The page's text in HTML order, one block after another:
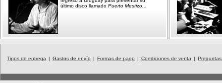
último disco llamado Puerto Mestizo...
Tipos de entrega | Gastos de envío | Formas de pago | Condiciones de venta |